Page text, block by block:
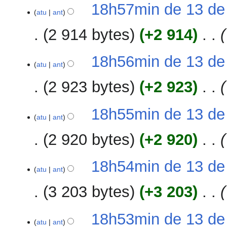
atu ant
18h57min de 13
2 914 bytes
+2 914
atu ant
18h56min de 13
2 923 bytes
+2 923
atu ant
18h55min de 13
2 920 bytes
+2 920
atu ant
18h54min de 13
3 203 bytes
+3 203
atu ant 18h53min de 13